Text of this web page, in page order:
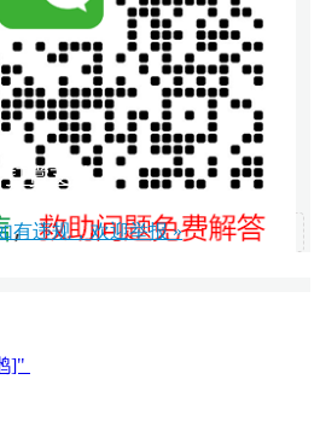
打赏支持
有违规，欢迎举报 »
]"